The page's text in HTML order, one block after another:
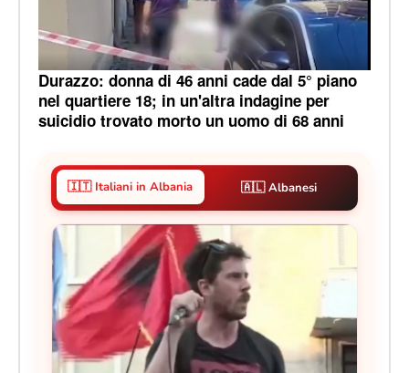
Durazzo: donna di 46 anni cade dal 5° piano
nel quartiere 18; in un'altra indagine per
suicidio trovato morto un uomo di 68 anni
🇮🇹 Italiani in Albania 🇦🇱 Albanesi